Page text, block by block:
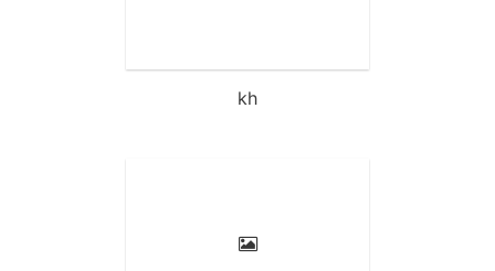
kh